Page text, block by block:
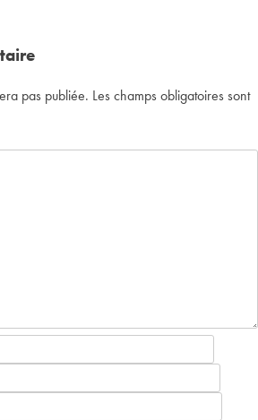
pas publiée. Les champs obligatoires sont